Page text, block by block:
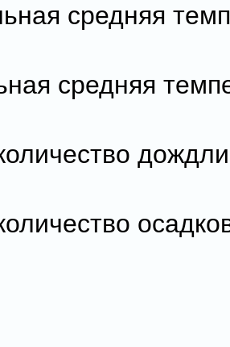
средняя
средняя